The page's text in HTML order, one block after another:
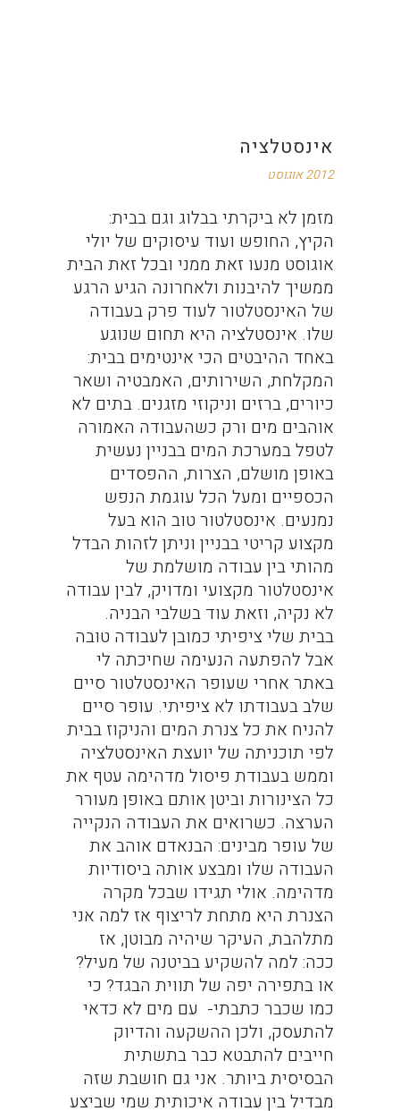
אינסטלציה
2012 אוגוסט
מזמן לא ביקרתי בבלוג וגם בבית:
הקיץ, החופש ועוד עיסוקים של יולי
אוגוסט מנעו זאת ממני ובכל זאת הבית
ממשיך להיבנות ולאחרונה הגיע הרגע
של האינסטלטור לעוד פרק בעבודה
שלו. אינסטלציה היא תחום שנוגע
באחד ההיבטים הכי אינטימים בבית:
המקלחת, השירותים, האמבטיה ושאר
כיורים, ברזים וניקוזי מזגנים. בתים לא
אוהבים מים ורק כשהעבודה האמורה
לטפל במערכת המים בבניין נעשית
באופן מושלם, הצרות, ההפסדים
הכספיים ומעל הכל עוגמת הנפש
נמנעים. אינסטלטור טוב הוא בעל
מקצוע קריטי בבניין וניתן לזהות הבדל
מהותי בין עבודה מושלמת של
אינסטלטור מקצועי ומדויק, לבין עבודה
לא נקיה, וזאת עוד בשלבי הבניה.
בבית שלי ציפיתי כמובן לעבודה טובה
אבל להפתעה הנעימה שחיכתה לי
באתר אחרי שעופר האינסטלטור סיים
שלב בעבודתו לא ציפיתי. עופר סיים
להניח את כל צנרת המים והניקוז בבית
לפי תוכניתה של יועצת האינסטלציה
וממש בעבודת פיסול מדהימה עטף את
כל הצינורות וביטן אותם באופן מעורר
הערצה. כשרואים את העבודה הנקייה
של עופר מבינים: הבנאדם אוהב את
העבודה שלו ומבצע אותה ביסודיות
מדהימה. אולי תגידו שבכל מקרה
הצנרת היא מתחת לריצוף אז למה אני
מתלהבת, העיקר שיהיה מבוטן, אז
ככה: למה להשקיע בביטנה של מעיל?
או בתפירה יפה של תווית הבגד? כי
כמו שכבר כתבתי- עם מים לא כדאי
להתעסק, ולכן ההשקעה והדיוק
חייבים להתבטא כבר בתשתית
הבסיסית ביותר. אני גם חושבת שזה
מבדיל בין עבודה איכותית שמי שביצע